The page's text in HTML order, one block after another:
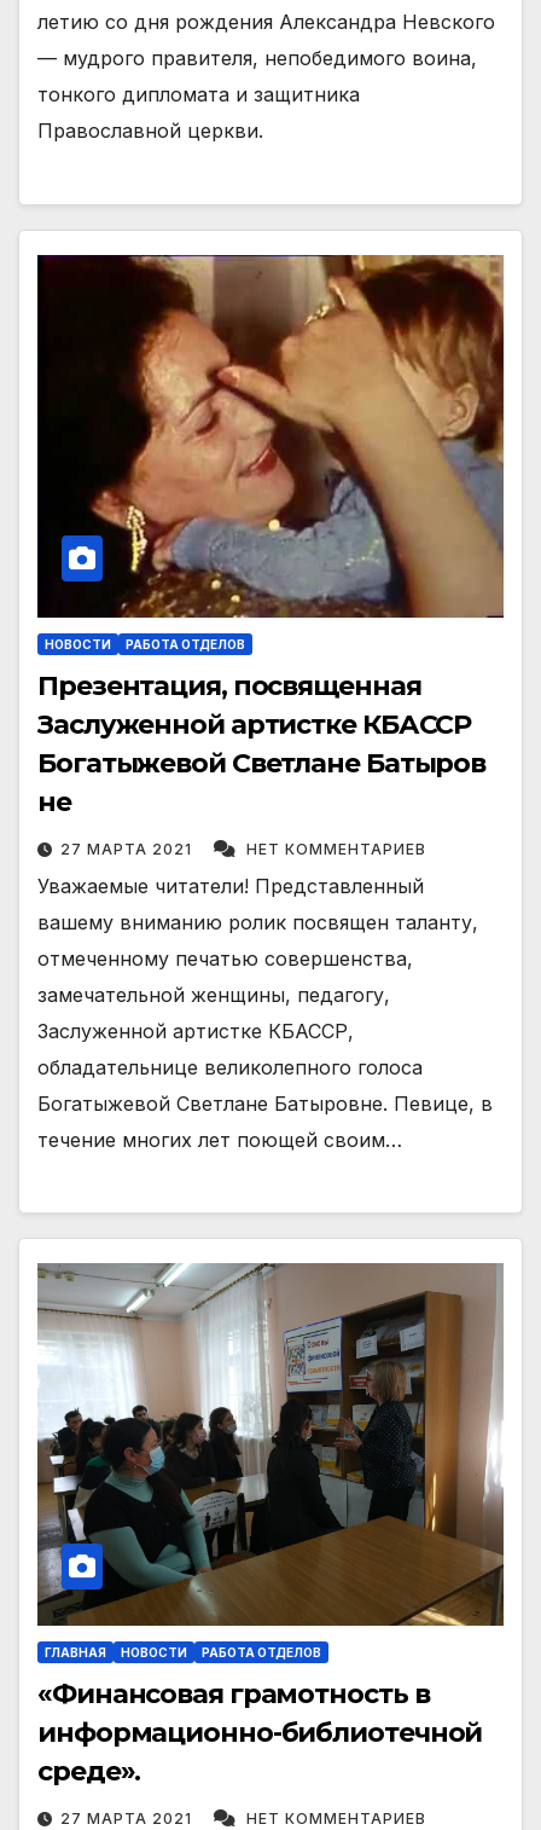
летию со дня рождения Александра Невского
— мудрого правителя, непобедимого воина,
тонкого дипломата и защитника
Православной церкви.
НОВОСТИ РАБОТА ОТДЕЛОВ
Презентация, посвященная
Заслуженной артистке КБАССР
Богатыжевой Светлане Батыров
не
27 МАРТА 2021 НЕТ КОММЕНТАРИЕВ
Уважаемые читатели! Представленный
вашему вниманию ролик посвящен таланту,
отмеченному печатью совершенства,
замечательной женщины, педагогу,
Заслуженной артистке КБАССР,
обладательнице великолепного голоса
Богатыжевой Светлане Батыровне. Певице, в
течение многих лет поющей своим…
ГЛАВНАЯ НОВОСТИ РАБОТА ОТДЕЛОВ
«Финансовая грамотность в
информационно-библиотечной
среде».
27 МАРТА 2021 НЕТ КОММЕНТАРИЕВ